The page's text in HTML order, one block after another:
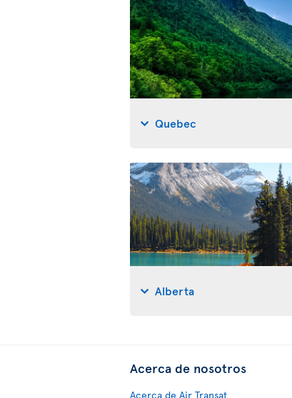
Quebec
Alberta
Acerca de nosotros
Acerca de Air Transat